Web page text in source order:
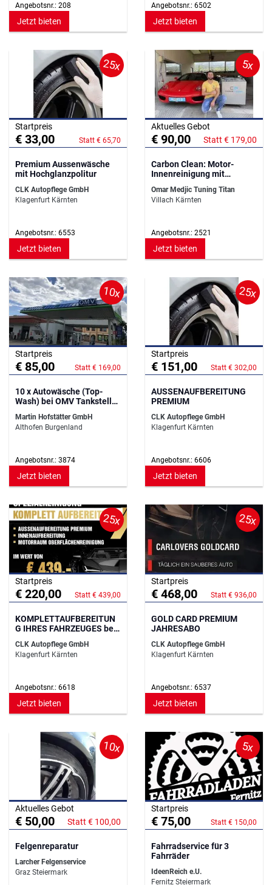
Angebotsnr.: 208
Jetzt bieten
Angebotsnr.: 6502
Jetzt bieten
25x
Startpreis
€ 33,00 Statt € 65,70
Premium Aussenwäsche
mit Hochglanzpolitur
CLK Autopflege GmbH
Klagenfurt Kärnten
Angebotsnr.: 6553
Jetzt bieten
5x
Aktuelles Gebot
€ 90,00 Statt € 179,00
Carbon Clean: Motor-
Innenreinigung mit
Omar Medjic Tuning Titan
Villach Kärnten
Angebotsnr.: 2521
Jetzt bieten
10x
Startpreis
€ 85,00 Statt € 169,00
10 x Autowäsche (Top-
Wash) bei OMV Tankstelle
Martin Hofstätter GmbH
Althofen Burgenland
Angebotsnr.: 3874
Jetzt bieten
25x
Startpreis
€ 151,00 Statt € 302,00
AUSSENAUFBEREITUNG
PREMIUM
CLK Autopflege GmbH
Klagenfurt Kärnten
Angebotsnr.: 6606
Jetzt bieten
25x
Startpreis
€ 220,00 Statt € 439,00
KOMPLETTAUFBEREITUN
G IHRES FAHRZEUGES bei
CLK Autopflege GmbH
Klagenfurt Kärnten
Angebotsnr.: 6618
Jetzt bieten
25x
Startpreis
€ 468,00 Statt € 936,00
GOLD CARD PREMIUM
JAHRESABO
CLK Autopflege GmbH
Klagenfurt Kärnten
Angebotsnr.: 6537
Jetzt bieten
10x
Aktuelles Gebot
€ 50,00 Statt € 100,00
Felgenreparatur
Larcher Felgenservice
Graz Steiermark
5x
Startpreis
€ 75,00 Statt € 150,00
Fahrradservice für 3
Fahrräder
IdeenReich e.U.
Fernitz Steiermark